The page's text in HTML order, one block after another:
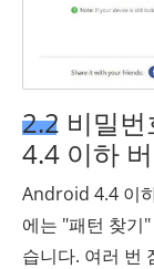
2.2 비밀
4.4 이하
Android 4.4 이
에는 "패턴 찾기
습니다. 여러 번